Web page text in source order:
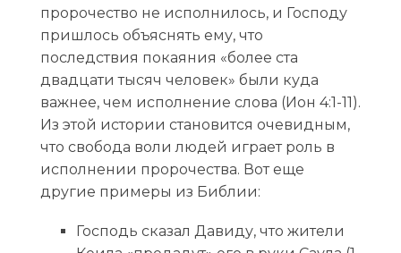
пророчество не исполнилось, и Господу
пришлось объяснять ему, что
последствия покаяния «более ста
двадцати тысяч человек» были куда
важнее, чем исполнение слова (Ион 4:1-11).
Из этой истории становится очевидным,
что свобода воли людей играет роль в
исполнении пророчества. Вот еще
другие примеры из Библии:
Господь сказал Давиду, что жители